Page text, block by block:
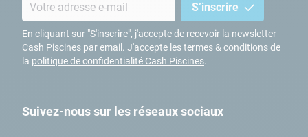
S’inscrire
En cliquant sur "S'inscrire", j'accepte de recevoir la newsletter
Cash Piscines par email. J'accepte les termes & conditions de
la politique de confidentialité Cash Piscines.
Suivez-nous sur les réseaux sociaux